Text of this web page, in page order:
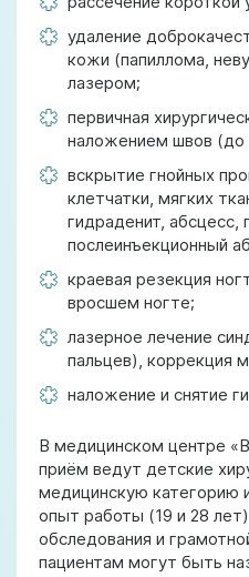
удаление
кожи (папиллома,
лазером;
первичная
наложением швов (до
вскрытие гнойных
клетчатки, мягких
гидраденит, абсцесс,
послеинъекционный
краевая резекция
вросшем ногте;
лазерное лечение
пальцев), коррекция
наложение и снятие
В медицинском центре
приём ведут детские
медицинскую категорию
опыт работы (19 и 28
обследования и
пациентам могут быть